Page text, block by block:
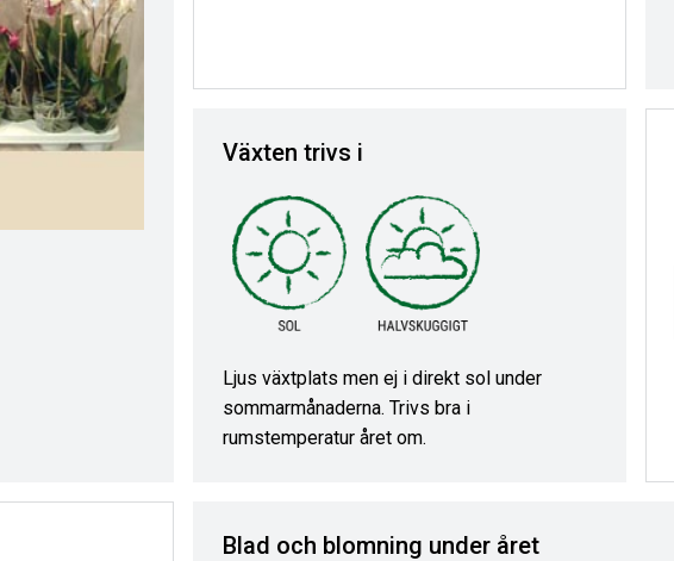
Växten trivs i
Ljus växtplats men ej i direkt sol under
sommarmånaderna. Trivs bra i
rumstemperatur året om.
Blad och blomning under året